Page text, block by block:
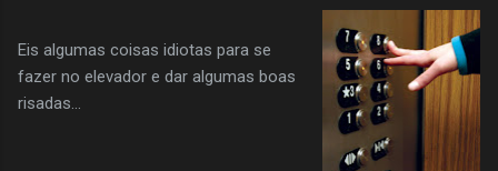
Eis algumas coisas idiotas para se
fazer no elevador e dar algumas boas
risadas...